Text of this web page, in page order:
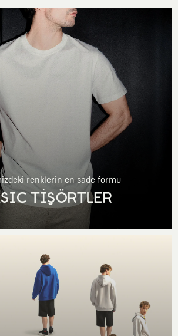
renklerin en sade formu
TİŞÖRTLER